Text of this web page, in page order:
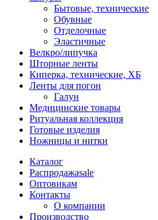
Бытовые, технические
Обувные
Отделочные
Эластичные
Велкро/липучка
Шторные ленты
Киперка, технические, ХБ
Ленты для погон
Галун
Медицинские товары
Ритуальная коллекция
Готовые изделия
Ножницы и нитки
Каталог
Распродажаsale
Оптовикам
Контакты
О компании
Производство